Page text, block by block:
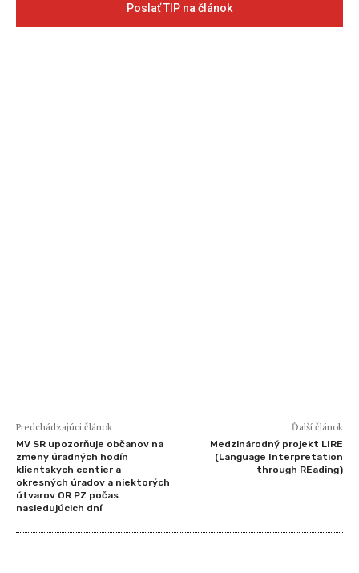
Poslať TIP na článok
Predchádzajúci článok
MV SR upozorňuje občanov na
zmeny úradných hodín
klientskych centier a
okresných úradov a niektorých
útvarov OR PZ počas
nasledujúcich dní
Ďalší článok
Medzinárodný projekt LIRE
(Language Interpretation
through REading)